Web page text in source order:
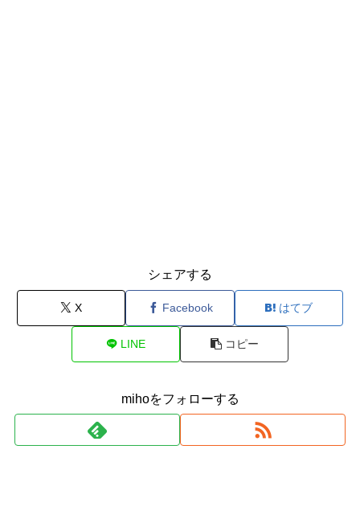
シェアする
X Facebook はてブ
LINE コピー
mihoをフォローする